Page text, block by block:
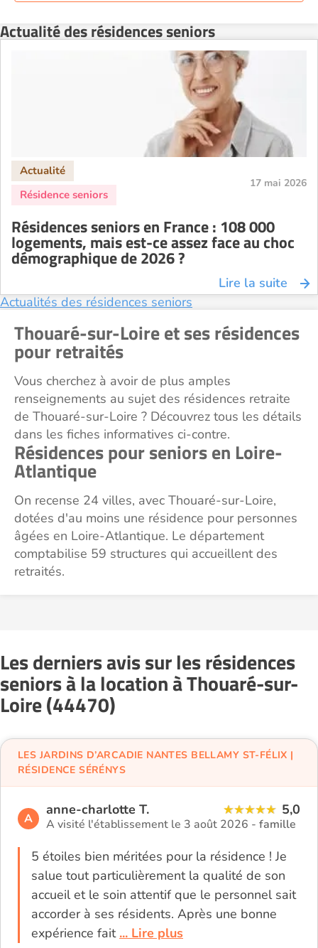
Résidence senior à la location Perpignan
Résidence senior à la location Reims
Résidence senior à la location Rennes
Résidence senior à la location Strasbourg
Résidence senior à la location Toulouse
Actualité des résidences seniors
17 mai 2026
Résidences seniors en France : 108 000
logements, mais est-ce assez face au choc
démographique de 2026 ?
Lire la suite
Actualités des résidences seniors
Thouaré-sur-Loire et ses résidences
pour retraités
Vous cherchez à avoir de plus amples
renseignements au sujet des résidences retraite
de Thouaré-sur-Loire ? Découvrez tous les détails
dans les fiches informatives ci-contre.
Résidences pour seniors en Loire-
Atlantique
On recense 24 villes, avec Thouaré-sur-Loire,
dotées d'au moins une résidence pour personnes
âgées en Loire-Atlantique. Le département
comptabilise 59 structures qui accueillent des
retraités.
Les derniers avis sur les résidences
seniors à la location à Thouaré-sur-
Loire (44470)
A
anne-charlotte T. 5,0
A visité l'établissement le 3 août 2026 - famille
5 étoiles bien méritées pour la résidence ! Je
salue tout particulièrement la qualité de son
accueil et le soin attentif que le personnel sait
accorder à ses résidents. Après une bonne
expérience fait ... Lire plus
LES JARDINS D’ARCADIE NANTES BELLAMY ST-FÉLIX |
RÉSIDENCE SÉRÉNYS